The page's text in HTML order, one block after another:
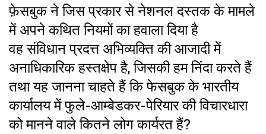
फ़ेसबुक ने जिस प्रकार से नेशनल दस्तक के मामले
में अपने कथित नियमों का हवाला दिया है
वह संविधान प्रदत्त अभिव्यक्ति की आजादी में
अनाधिकारिक हस्तक्षेप है, जिसकी हम निंदा करते हैं
तथा यह जानना चाहते हैं कि फेसबुक के भारतीय
कार्यालय में फुले-आम्बेडकर-पेरियार की विचारधारा
को मानने वाले कितने लोग कार्यरत हैं?